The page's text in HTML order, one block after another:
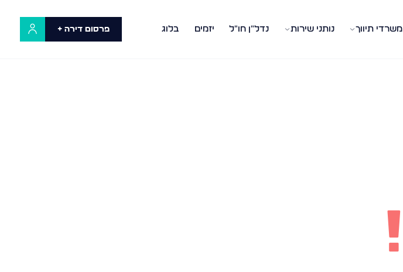
משרדי תיווך נותני שירות נדל"ן חו"ל יזמים בלוג פרסום דירה +
!